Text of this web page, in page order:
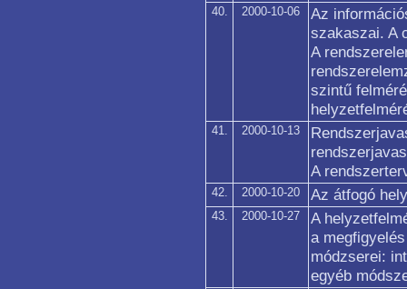
40. 2000-10-06
Az
szakaszai. A
A
szintű
41. 2000-10-13
A
42. 2000-10-20 Az átfogó
43. 2000-10-27
A
a
módzserei:
egyéb